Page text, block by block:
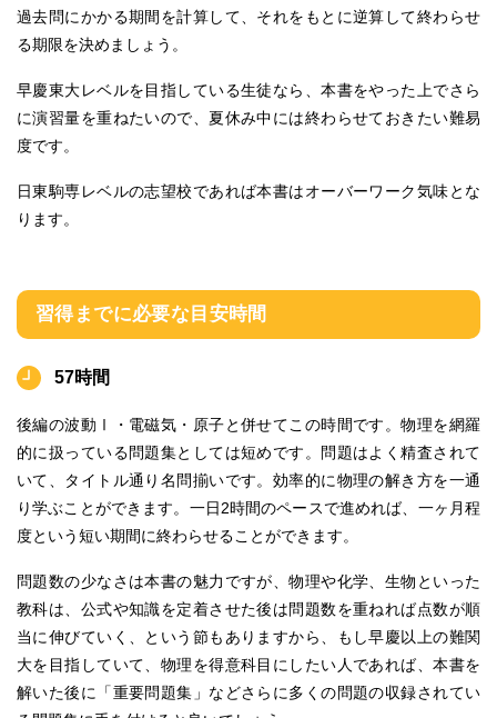
過去問にかかる期間を計算して、それをもとに逆算して終わらせ
る期限を決めましょう。
早慶東大レベルを目指している生徒なら、本書をやった上でさら
に演習量を重ねたいので、夏休み中には終わらせておきたい難易
度です。
日東駒専レベルの志望校であれば本書はオーバーワーク気味とな
ります。
習得までに必要な目安時間
57時間
後編の波動Ⅰ・電磁気・原子と併せてこの時間です。物理を網羅
的に扱っている問題集としては短めです。問題はよく精査されて
いて、タイトル通り名問揃いです。効率的に物理の解き方を一通
り学ぶことができます。一日2時間のペースで進めれば、一ヶ月程
度という短い期間に終わらせることができます。
問題数の少なさは本書の魅力ですが、物理や化学、生物といった
教科は、公式や知識を定着させた後は問題数を重ねれば点数が順
当に伸びていく、という節もありますから、もし早慶以上の難関
大を目指していて、物理を得意科目にしたい人であれば、本書を
解いた後に「重要問題集」などさらに多くの問題の収録されてい